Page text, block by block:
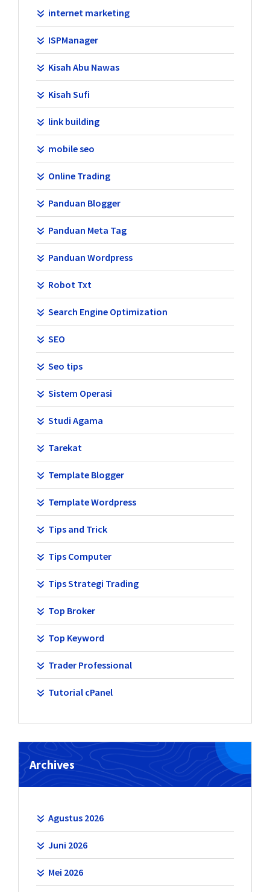
internet marketing
ISPManager
Kisah Abu Nawas
Kisah Sufi
link building
mobile seo
Online Trading
Panduan Blogger
Panduan Meta Tag
Panduan Wordpress
Robot Txt
Search Engine Optimization
SEO
Seo tips
Sistem Operasi
Studi Agama
Tarekat
Template Blogger
Template Wordpress
Tips and Trick
Tips Computer
Tips Strategi Trading
Top Broker
Top Keyword
Trader Professional
Tutorial cPanel
Archives
Agustus 2026
Juni 2026
Mei 2026